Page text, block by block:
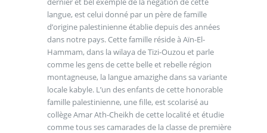
langue, est celui donné par un père de famille
d’origine palestinienne établie depuis des années
dans notre pays. Cette famille réside à Aïn-El-
Hammam, dans la wilaya de Tizi-Ouzou et parle
comme les gens de cette belle et rebelle région
montagneuse, la langue amazighe dans sa variante
locale kabyle. L’un des enfants de cette honorable
famille palestinienne, une fille, est scolarisé au
collège Amar Ath-Cheikh de cette localité et étudie
comme tous ses camarades de la classe de première